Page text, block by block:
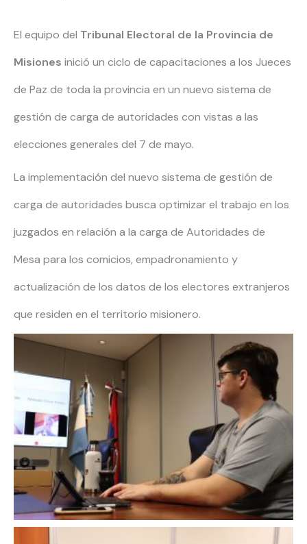
El equipo del Tribunal Electoral de la Provincia de
Misiones inició un ciclo de capacitaciones a los Jueces
de Paz de toda la provincia en un nuevo sistema de
gestión de carga de autoridades con vistas a las
elecciones generales del 7 de mayo.
La implementación del nuevo sistema de gestión de
carga de autoridades busca optimizar el trabajo en los
juzgados en relación a la carga de Autoridades de
Mesa para los comicios, empadronamiento y
actualización de los datos de los electores extranjeros
que residen en el territorio misionero.